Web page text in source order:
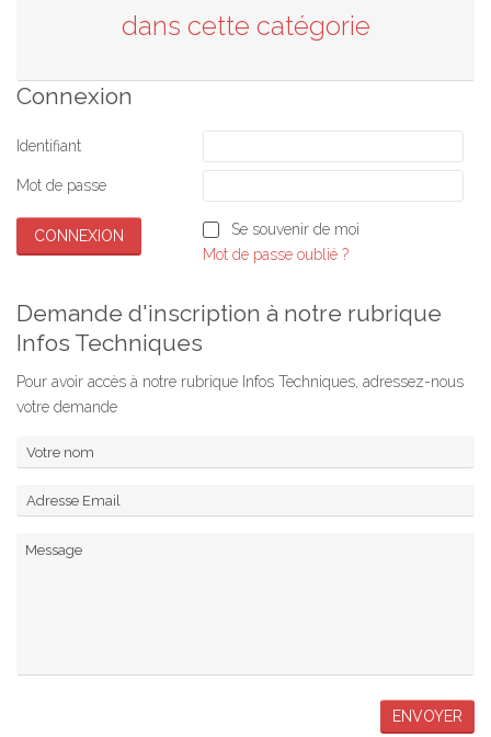
dans cette catégorie
Connexion
Identifiant
Mot de passe
Se souvenir de moi
Mot de passe oublié ?
Demande d'inscription à notre rubrique
Infos Techniques
Pour avoir accès à notre rubrique Infos Techniques, adressez-nous
votre demande